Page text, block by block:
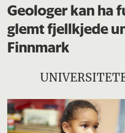
Geologer kan ha
glemt fjellkjede
Finnmark